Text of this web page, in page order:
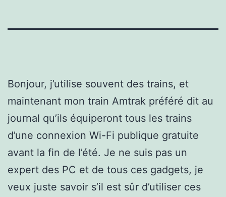
Bonjour, j’utilise souvent des trains, et
maintenant mon train Amtrak préféré dit au
journal qu’ils équiperont tous les trains
d’une connexion Wi-Fi publique gratuite
avant la fin de l’été. Je ne suis pas un
expert des PC et de tous ces gadgets, je
veux juste savoir s’il est sûr d’utiliser ces